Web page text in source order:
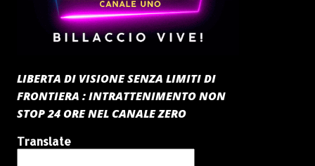
LIBERTA DI VISIONE SENZA LIMITI DI
FRONTIERA : INTRATTENIMENTO NON
STOP 24 ORE NEL CANALE ZERO
Translate